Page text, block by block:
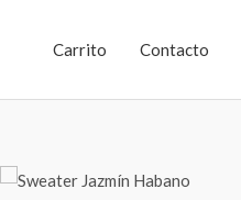
Carrito Contacto